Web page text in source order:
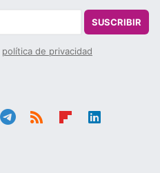
SUSCRIBIR
política de privacidad